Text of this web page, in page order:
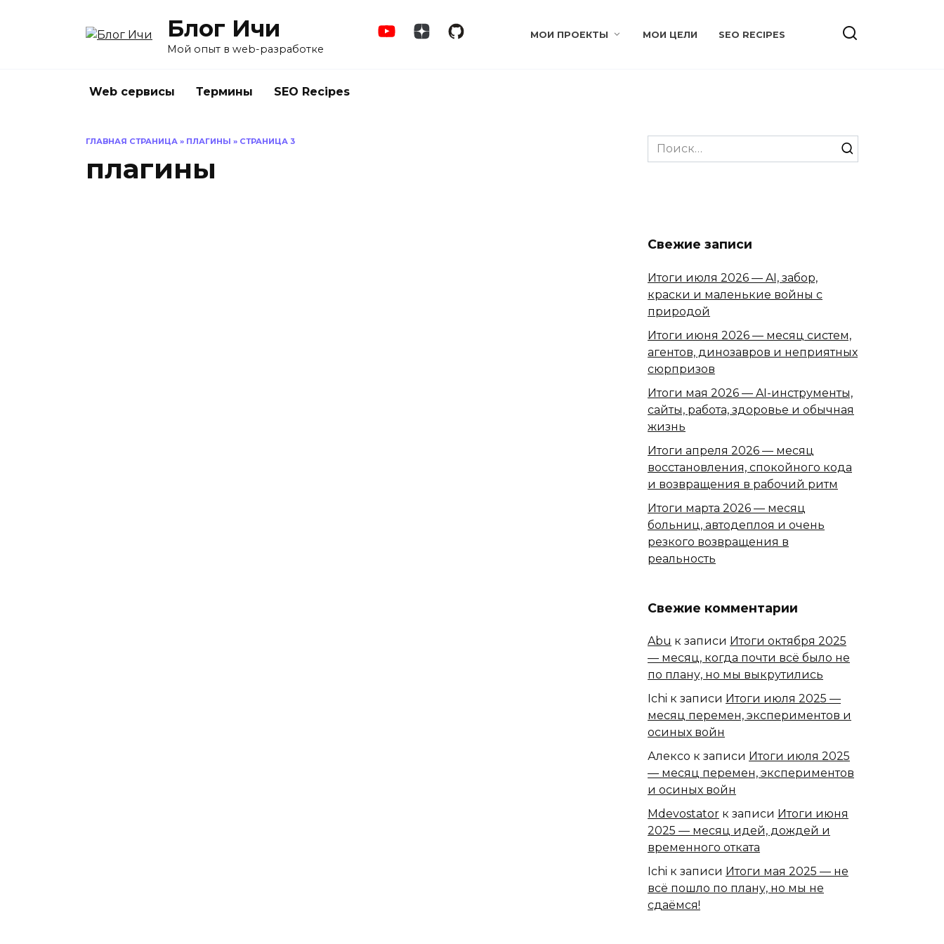
Блог Ичи
Мой опыт в web-разработке
МОИ ПРОЕКТЫ МОИ ЦЕЛИ SEO RECIPES
Web сервисы Термины SEO Recipes
ГЛАВНАЯ СТРАНИЦА » ПЛАГИНЫ » СТРАНИЦА 3
плагины
Search
for:
Свежие записи
Итоги июля 2026 — AI, забор,
краски и маленькие войны с
природой
Итоги июня 2026 — месяц систем,
агентов, динозавров и неприятных
сюрпризов
Итоги мая 2026 — AI-инструменты,
сайты, работа, здоровье и обычная
жизнь
Итоги апреля 2026 — месяц
восстановления, спокойного кода
и возвращения в рабочий ритм
Итоги марта 2026 — месяц
больниц, автодеплоя и очень
резкого возвращения в
реальность
Свежие комментарии
Abu к записи Итоги октября 2025
— месяц, когда почти всё было не
по плану, но мы выкрутились
Ichi к записи Итоги июля 2025 —
месяц перемен, экспериментов и
осиных войн
Алексо к записи Итоги июля 2025
— месяц перемен, экспериментов
и осиных войн
Mdevostator к записи Итоги июня
2025 — месяц идей, дождей и
временного отката
Ichi к записи Итоги мая 2025 — не
всё пошло по плану, но мы не
сдаёмся!